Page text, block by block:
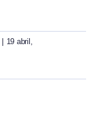
19 abril,